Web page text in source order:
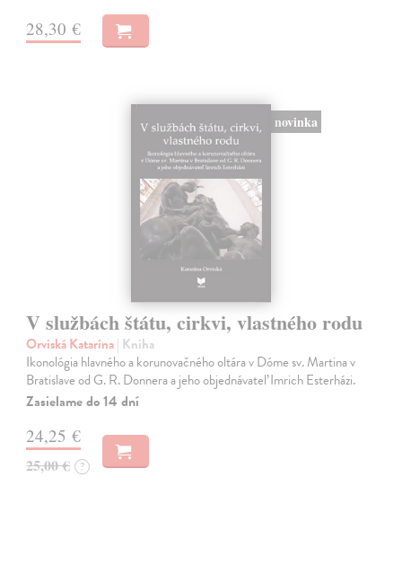
28,30 €
novinka
V službách štátu, cirkvi, vlastného rodu
Orviská Katarína| Kniha
Ikonológia hlavného a korunovačného oltára v Dóme sv. Martina v
Bratislave od G. R. Donnera a jeho objednávateľ Imrich Esterházi.
Zasielame do 14 dní
24,25 €
25,00 € ?